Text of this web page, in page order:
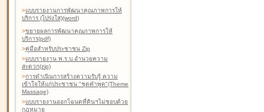
>แบบรายงานการพัฒนาคุณภาพการให้
บริการ (โปร่งใส)(word)
>ขยายผลการพัฒนาคุณภาพการให้
บริการ(pdf)
>คู่มือสำหรับประชาชน Zip
>แบบรายงาน พ.ร.บ.อำนวยความ
สะดวก(zip)
>การดำเนินการสร้างความรับรู้ ความ
เข้าใจให้แก่ประชาชน "ชุดคำพูด"(Theme
Massage)
>แบบรายงานออกโฉนดที่ดินฯไม่ชอบด้วย
กฎหมาย